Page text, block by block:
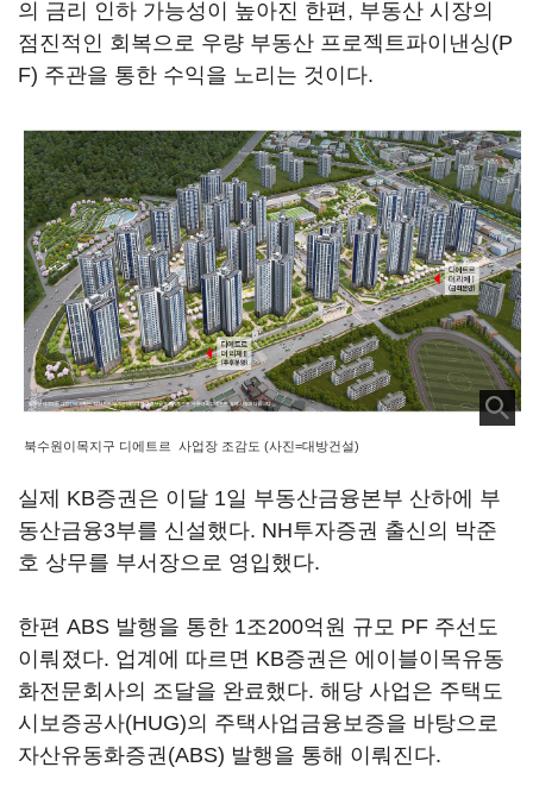
의 금리 인하 가능성이 높아진 한편, 부동산 시장의
점진적인 회복으로 우량 부동산 프로젝트파이낸싱(P
F) 주관을 통한 수익을 노리는 것이다.
북수원이목지구 디에트르 사업장 조감도 (사진=대방건설)
실제 KB증권은 이달 1일 부동산금융본부 산하에 부
동산금융3부를 신설했다. NH투자증권 출신의 박준
호 상무를 부서장으로 영입했다.
한편 ABS 발행을 통한 1조200억원 규모 PF 주선도
이뤄졌다. 업계에 따르면 KB증권은 에이블이목유동
화전문회사의 조달을 완료했다. 해당 사업은 주택도
시보증공사(HUG)의 주택사업금융보증을 바탕으로
자산유동화증권(ABS) 발행을 통해 이뤄진다.